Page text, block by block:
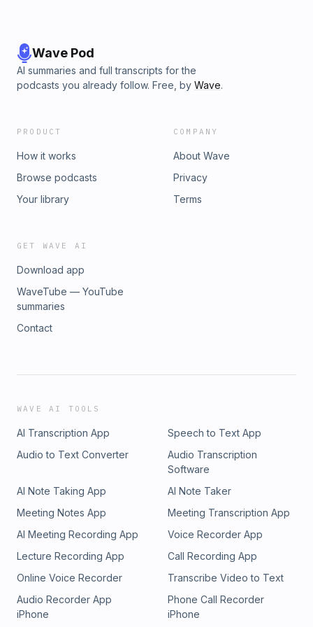
Wave Pod
AI summaries and full transcripts for the
podcasts you already follow. Free, by Wave.
PRODUCT
How it works
Browse podcasts
Your library
COMPANY
About Wave
Privacy
Terms
GET WAVE AI
Download app
WaveTube — YouTube
summaries
Contact
WAVE AI TOOLS
AI Transcription App
Speech to Text App
Audio to Text Converter
Audio Transcription
Software
AI Note Taking App
AI Note Taker
Meeting Notes App
Meeting Transcription App
AI Meeting Recording App
Voice Recorder App
Lecture Recording App
Call Recording App
Online Voice Recorder
Transcribe Video to Text
Audio Recorder App
iPhone
Phone Call Recorder
iPhone